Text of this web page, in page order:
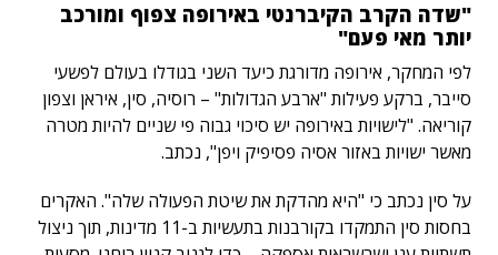
"שדה הקרב הקיברנטי באירופה צפוף ומורכב
יותר מאי פעם"
לפי המחקר, אירופה מדורגת כיעד השני בגודלו בעולם לפשעי
סייבר, ברקע פעילות "ארבע הגדולות" – רוסיה, סין, איראן וצפון
קוריאה. "לישויות באירופה יש סיכוי גבוה פי שניים להיות מטרה
מאשר ישויות באזור אסיה פסיפיק ויפן", נכתב.
על סין נכתב כי "היא מהדקת את שיטת הפעולה שלה". האקרים
בחסות סין התמקדו בקורבנות בתעשיות ב-11 מדינות, תוך ניצול